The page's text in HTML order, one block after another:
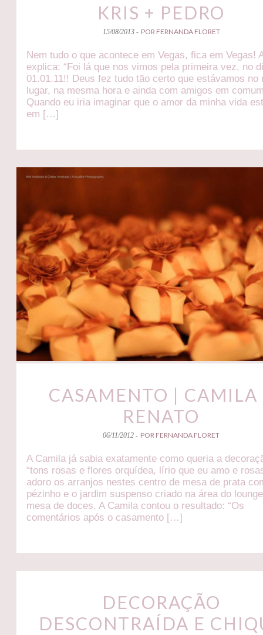
KRIS + PEDRO
15/08/2013 - POR FERNANDA FLORET
Nem tudo o que acontece em Vegas, fica em Vegas!
explica: “Foi lá que nos vimos pela primeira vez, no
01.01.11!! Deus fez tudo tão certo que estávamos no
lugar, na mesma hora e ainda com amigos em
Quando eu iria imaginar que o amor da minha vida
em […]
CASAMENTO | CAMILA
RENATO
06/11/2012 - POR FERNANDA FLORET
A Camila já sabia exatamente como queria a
“tons rosas e flores orquídea, lírio que eu amo e
adoro os arranjos nestes centro de mesa de prata
pézinho e o jardim suspenso criado na área do
mesa de doces. A Camila contou o resultado: “Os
comentários após o casamento […]
DECORAÇÃO
DESCONTRAÍDA E